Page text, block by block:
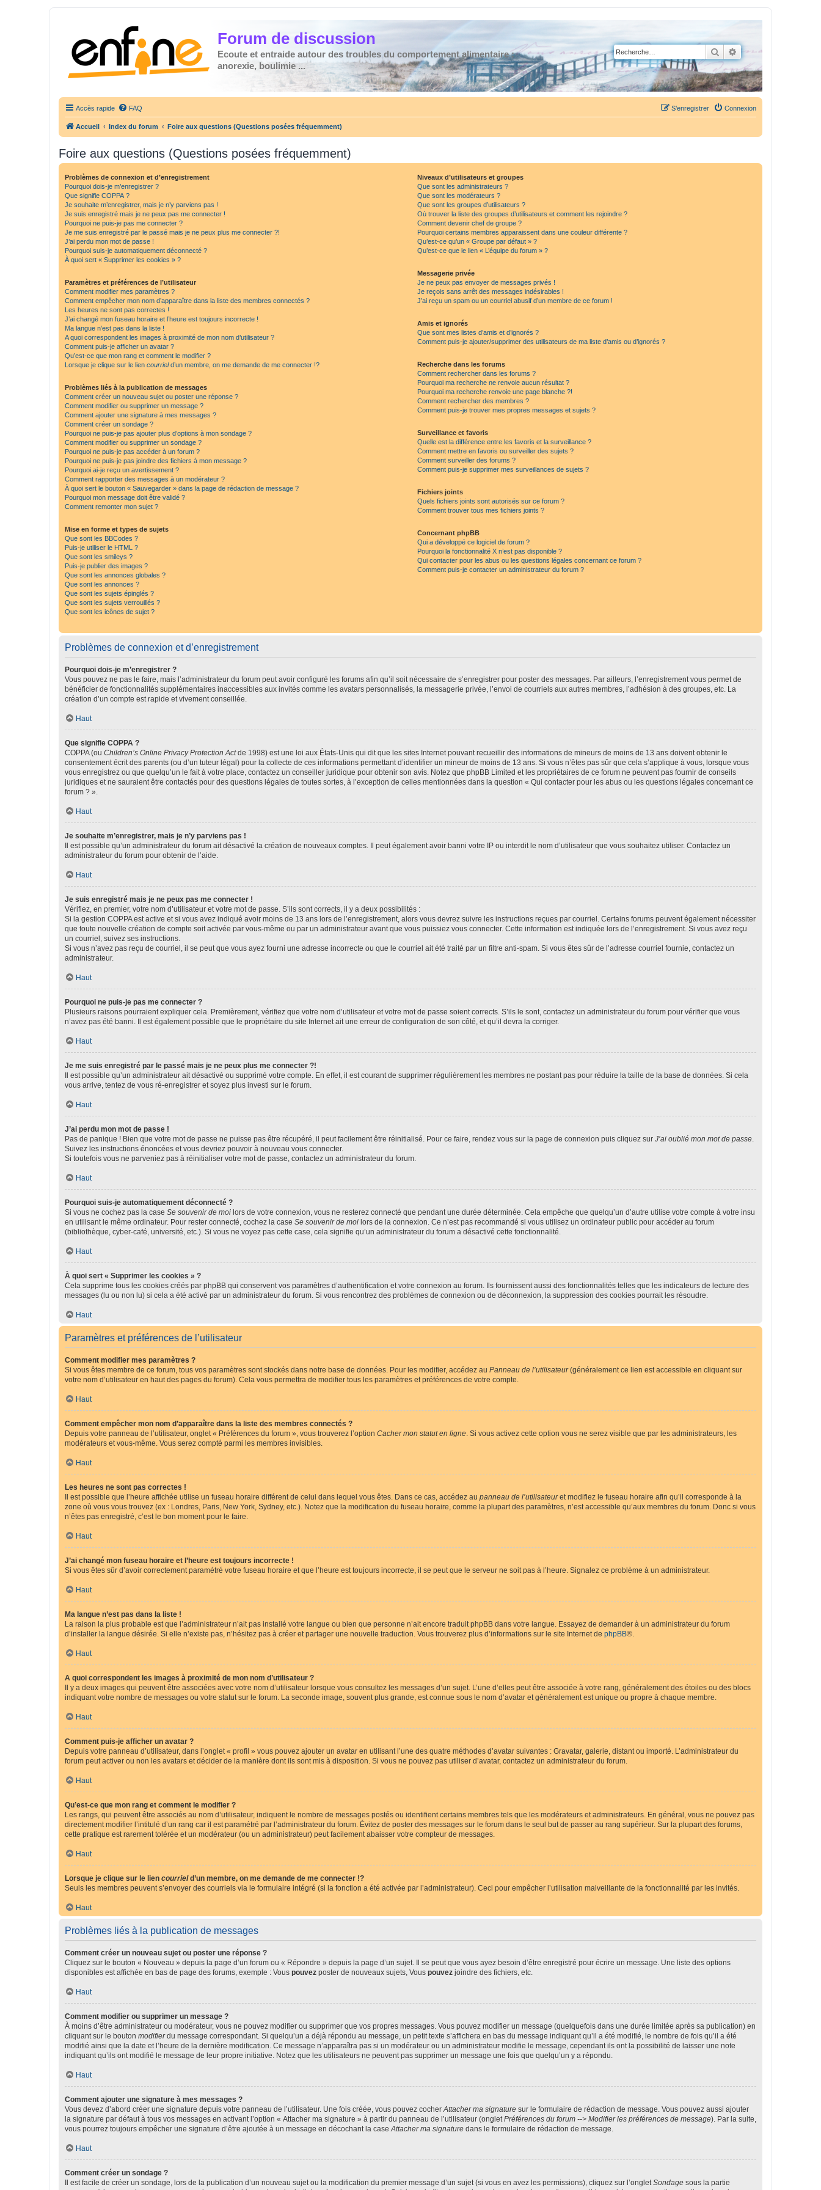
Forum de discussion
Ecoute et entraide autour des troubles du comportement alimentaire :
anorexie, boulimie ...
Rechercher
Recherche avancée
Accès rapide FAQ Connexion
S’enregistrer
Accueil Index du forum Foire aux questions (Questions posées fréquemment)
Foire aux questions (Questions posées fréquemment)
Problèmes de connexion et d’enregistrement
Pourquoi dois-je m’enregistrer ?
Que signifie COPPA ?
Je souhaite m’enregistrer, mais je n’y parviens pas !
Je suis enregistré mais je ne peux pas me connecter !
Pourquoi ne puis-je pas me connecter ?
Je me suis enregistré par le passé mais je ne peux plus me connecter ?!
J’ai perdu mon mot de passe !
Pourquoi suis-je automatiquement déconnecté ?
À quoi sert « Supprimer les cookies » ?
Paramètres et préférences de l’utilisateur
Comment modifier mes paramètres ?
Comment empêcher mon nom d’apparaître dans la liste des membres connectés ?
Les heures ne sont pas correctes !
J’ai changé mon fuseau horaire et l’heure est toujours incorrecte !
Ma langue n’est pas dans la liste !
A quoi correspondent les images à proximité de mon nom d’utilisateur ?
Comment puis-je afficher un avatar ?
Qu’est-ce que mon rang et comment le modifier ?
Lorsque je clique sur le lien courrield’un membre, on me demande de me connecter !?
Problèmes liés à la publication de messages
Comment créer un nouveau sujet ou poster une réponse ?
Comment modifier ou supprimer un message ?
Comment ajouter une signature à mes messages ?
Comment créer un sondage ?
Pourquoi ne puis-je pas ajouter plus d’options à mon sondage ?
Comment modifier ou supprimer un sondage ?
Pourquoi ne puis-je pas accéder à un forum ?
Pourquoi ne puis-je pas joindre des fichiers à mon message ?
Pourquoi ai-je reçu un avertissement ?
Comment rapporter des messages à un modérateur ?
À quoi sert le bouton « Sauvegarder » dans la page de rédaction de message ?
Pourquoi mon message doit être validé ?
Comment remonter mon sujet ?
Mise en forme et types de sujets
Que sont les BBCodes ?
Puis-je utiliser le HTML ?
Que sont les smileys ?
Puis-je publier des images ?
Que sont les annonces globales ?
Que sont les annonces ?
Que sont les sujets épinglés ?
Que sont les sujets verrouillés ?
Que sont les icônes de sujet ?
Niveaux d’utilisateurs et groupes
Que sont les administrateurs ?
Que sont les modérateurs ?
Que sont les groupes d’utilisateurs ?
Où trouver la liste des groupes d’utilisateurs et comment les rejoindre ?
Comment devenir chef de groupe ?
Pourquoi certains membres apparaissent dans une couleur différente ?
Qu’est-ce qu’un « Groupe par défaut » ?
Qu’est-ce que le lien « L’équipe du forum » ?
Messagerie privée
Je ne peux pas envoyer de messages privés !
Je reçois sans arrêt des messages indésirables !
J’ai reçu un spam ou un courriel abusif d’un membre de ce forum !
Amis et ignorés
Que sont mes listes d’amis et d’ignorés ?
Comment puis-je ajouter/supprimer des utilisateurs de ma liste d’amis ou d’ignorés ?
Recherche dans les forums
Comment rechercher dans les forums ?
Pourquoi ma recherche ne renvoie aucun résultat ?
Pourquoi ma recherche renvoie une page blanche ?!
Comment rechercher des membres ?
Comment puis-je trouver mes propres messages et sujets ?
Surveillance et favoris
Quelle est la différence entre les favoris et la surveillance ?
Comment mettre en favoris ou surveiller des sujets ?
Comment surveiller des forums ?
Comment puis-je supprimer mes surveillances de sujets ?
Fichiers joints
Quels fichiers joints sont autorisés sur ce forum ?
Comment trouver tous mes fichiers joints ?
Concernant phpBB
Qui a développé ce logiciel de forum ?
Pourquoi la fonctionnalité X n’est pas disponible ?
Qui contacter pour les abus ou les questions légales concernant ce forum ?
Comment puis-je contacter un administrateur du forum ?
Problèmes de connexion et d’enregistrement
Pourquoi dois-je m’enregistrer ?
Vous pouvez ne pas le faire, mais l’administrateur du forum peut avoir configuré les forums afin qu’il soit nécessaire de s’enregistrer pour poster des messages. Par ailleurs, l’enregistrement vous permet de
bénéficier de fonctionnalités supplémentaires inaccessibles aux invités comme les avatars personnalisés, la messagerie privée, l’envoi de courriels aux autres membres, l’adhésion à des groupes, etc. La
création d’un compte est rapide et vivement conseillée.
Haut
Que signifie COPPA ?
COPPA (ou Children’s Online Privacy Protection Actde 1998) est une loi aux États-Unis qui dit que les sites Internet pouvant recueillir des informations de mineurs de moins de 13 ans doivent obtenir le
consentement écrit des parents (ou d’un tuteur légal) pour la collecte de ces informations permettant d’identifier un mineur de moins de 13 ans. Si vous n’êtes pas sûr que cela s’applique à vous, lorsque vous
vous enregistrez ou que quelqu’un le fait à votre place, contactez un conseiller juridique pour obtenir son avis. Notez que phpBB Limited et les propriétaires de ce forum ne peuvent pas fournir de conseils
juridiques et ne sauraient être contactés pour des questions légales de toutes sortes, à l’exception de celles mentionnées dans la question « Qui contacter pour les abus ou les questions légales concernant ce
forum ? ».
Haut
Je souhaite m’enregistrer, mais je n’y parviens pas !
Il est possible qu’un administrateur du forum ait désactivé la création de nouveaux comptes. Il peut également avoir banni votre IP ou interdit le nom d’utilisateur que vous souhaitez utiliser. Contactez un
administrateur du forum pour obtenir de l’aide.
Haut
Je suis enregistré mais je ne peux pas me connecter !
Vérifiez, en premier, votre nom d’utilisateur et votre mot de passe. S’ils sont corrects, il y a deux possibilités :
Si la gestion COPPA est active et si vous avez indiqué avoir moins de 13 ans lors de l’enregistrement, alors vous devrez suivre les instructions reçues par courriel. Certains forums peuvent également nécessiter
que toute nouvelle création de compte soit activée par vous-même ou par un administrateur avant que vous puissiez vous connecter. Cette information est indiquée lors de l’enregistrement. Si vous avez reçu
un courriel, suivez ses instructions.
Si vous n’avez pas reçu de courriel, il se peut que vous ayez fourni une adresse incorrecte ou que le courriel ait été traité par un filtre anti-spam. Si vous êtes sûr de l’adresse courriel fournie, contactez un
administrateur.
Haut
Pourquoi ne puis-je pas me connecter ?
Plusieurs raisons pourraient expliquer cela. Premièrement, vérifiez que votre nom d’utilisateur et votre mot de passe soient corrects. S’ils le sont, contactez un administrateur du forum pour vérifier que vous
n’avez pas été banni. Il est également possible que le propriétaire du site Internet ait une erreur de configuration de son côté, et qu’il devra la corriger.
Haut
Je me suis enregistré par le passé mais je ne peux plus me connecter ?!
Il est possible qu’un administrateur ait désactivé ou supprimé votre compte. En effet, il est courant de supprimer régulièrement les membres ne postant pas pour réduire la taille de la base de données. Si cela
vous arrive, tentez de vous ré-enregistrer et soyez plus investi sur le forum.
Haut
J’ai perdu mon mot de passe !
Pas de panique ! Bien que votre mot de passe ne puisse pas être récupéré, il peut facilement être réinitialisé. Pour ce faire, rendez vous sur la page de connexion puis cliquez sur J’ai oublié mon mot de passe.
Suivez les instructions énoncées et vous devriez pouvoir à nouveau vous connecter.
Si toutefois vous ne parveniez pas à réinitialiser votre mot de passe, contactez un administrateur du forum.
Haut
Pourquoi suis-je automatiquement déconnecté ?
Si vous ne cochez pas la case Se souvenir de moi lors de votre connexion, vous ne resterez connecté que pendant une durée déterminée. Cela empêche que quelqu’un d’autre utilise votre compte à votre insu
en utilisant le même ordinateur. Pour rester connecté, cochez la case Se souvenir de moi lors de la connexion. Ce n’est pas recommandé si vous utilisez un ordinateur public pour accéder au forum
(bibliothèque, cyber-café, université, etc.). Si vous ne voyez pas cette case, cela signifie qu’un administrateur du forum a désactivé cette fonctionnalité.
Haut
À quoi sert « Supprimer les cookies » ?
Cela supprime tous les cookies créés par phpBB qui conservent vos paramètres d’authentification et votre connexion au forum. Ils fournissent aussi des fonctionnalités telles que les indicateurs de lecture des
messages (lu ou non lu) si cela a été activé par un administrateur du forum. Si vous rencontrez des problèmes de connexion ou de déconnexion, la suppression des cookies pourrait les résoudre.
Haut
Paramètres et préférences de l’utilisateur
Comment modifier mes paramètres ?
Si vous êtes membre de ce forum, tous vos paramètres sont stockés dans notre base de données. Pour les modifier, accédez au Panneau de l’utilisateur(généralement ce lien est accessible en cliquant sur
votre nom d’utilisateur en haut des pages du forum). Cela vous permettra de modifier tous les paramètres et préférences de votre compte.
Haut
Comment empêcher mon nom d’apparaître dans la liste des membres connectés ?
Depuis votre panneau de l’utilisateur, onglet « Préférences du forum », vous trouverez l’option Cacher mon statut en ligne. Si vous activez cette option vous ne serez visible que par les administrateurs, les
modérateurs et vous-même. Vous serez compté parmi les membres invisibles.
Haut
Les heures ne sont pas correctes !
Il est possible que l’heure affichée utilise un fuseau horaire différent de celui dans lequel vous êtes. Dans ce cas, accédez au panneau de l’utilisateuret modifiez le fuseau horaire afin qu’il corresponde à la
zone où vous vous trouvez (ex : Londres, Paris, New York, Sydney, etc.). Notez que la modification du fuseau horaire, comme la plupart des paramètres, n’est accessible qu’aux membres du forum. Donc si vous
n’êtes pas enregistré, c’est le bon moment pour le faire.
Haut
J’ai changé mon fuseau horaire et l’heure est toujours incorrecte !
Si vous êtes sûr d’avoir correctement paramétré votre fuseau horaire et que l’heure est toujours incorrecte, il se peut que le serveur ne soit pas à l’heure. Signalez ce problème à un administrateur.
Haut
Ma langue n’est pas dans la liste !
La raison la plus probable est que l’administrateur n’ait pas installé votre langue ou bien que personne n’ait encore traduit phpBB dans votre langue. Essayez de demander à un administrateur du forum
d’installer la langue désirée. Si elle n’existe pas, n’hésitez pas à créer et partager une nouvelle traduction. Vous trouverez plus d’informations sur le site Internet de phpBB®.
Haut
A quoi correspondent les images à proximité de mon nom d’utilisateur ?
Il y a deux images qui peuvent être associées avec votre nom d’utilisateur lorsque vous consultez les messages d’un sujet. L’une d’elles peut être associée à votre rang, généralement des étoiles ou des blocs
indiquant votre nombre de messages ou votre statut sur le forum. La seconde image, souvent plus grande, est connue sous le nom d’avatar et généralement est unique ou propre à chaque membre.
Haut
Comment puis-je afficher un avatar ?
Depuis votre panneau d’utilisateur, dans l’onglet « profil » vous pouvez ajouter un avatar en utilisant l’une des quatre méthodes d’avatar suivantes : Gravatar, galerie, distant ou importé. L’administrateur du
forum peut activer ou non les avatars et décider de la manière dont ils sont mis à disposition. Si vous ne pouvez pas utiliser d’avatar, contactez un administrateur du forum.
Haut
Qu’est-ce que mon rang et comment le modifier ?
Les rangs, qui peuvent être associés au nom d’utilisateur, indiquent le nombre de messages postés ou identifient certains membres tels que les modérateurs et administrateurs. En général, vous ne pouvez pas
directement modifier l’intitulé d’un rang car il est paramétré par l’administrateur du forum. Évitez de poster des messages sur le forum dans le seul but de passer au rang supérieur. Sur la plupart des forums,
cette pratique est rarement tolérée et un modérateur (ou un administrateur) peut facilement abaisser votre compteur de messages.
Haut
Lorsque je clique sur le lien courrield’un membre, on me demande de me connecter !?
Seuls les membres peuvent s’envoyer des courriels via le formulaire intégré (si la fonction a été activée par l’administrateur). Ceci pour empêcher l’utilisation malveillante de la fonctionnalité par les invités.
Haut
Problèmes liés à la publication de messages
Comment créer un nouveau sujet ou poster une réponse ?
Cliquez sur le bouton « Nouveau » depuis la page d’un forum ou « Répondre » depuis la page d’un sujet. Il se peut que vous ayez besoin d’être enregistré pour écrire un message. Une liste des options
disponibles est affichée en bas de page des forums, exemple : Vous pouvez poster de nouveaux sujets, Vous pouvez joindre des fichiers, etc.
Haut
Comment modifier ou supprimer un message ?
À moins d’être administrateur ou modérateur, vous ne pouvez modifier ou supprimer que vos propres messages. Vous pouvez modifier un message (quelquefois dans une durée limitée après sa publication) en
cliquant sur le bouton modifierdu message correspondant. Si quelqu’un a déjà répondu au message, un petit texte s’affichera en bas du message indiquant qu’il a été modifié, le nombre de fois qu’il a été
modifié ainsi que la date et l’heure de la dernière modification. Ce message n’apparaîtra pas si un modérateur ou un administrateur modifie le message, cependant ils ont la possibilité de laisser une note
indiquant qu’ils ont modifié le message de leur propre initiative. Notez que les utilisateurs ne peuvent pas supprimer un message une fois que quelqu’un y a répondu.
Haut
Comment ajouter une signature à mes messages ?
Vous devez d’abord créer une signature depuis votre panneau de l’utilisateur. Une fois créée, vous pouvez cocherAttacher ma signature sur le formulaire de rédaction de message. Vous pouvez aussi ajouter
la signature par défaut à tous vos messages en activant l’option « Attacher ma signature » à partir du panneau de l’utilisateur (ongletPréférences du forum --> Modifier les préférences de message). Par la suite,
vous pourrez toujours empêcher une signature d’être ajoutée à un message en décochant la caseAttacher ma signature dans le formulaire de rédaction de message.
Haut
Comment créer un sondage ?
Il est facile de créer un sondage, lors de la publication d’un nouveau sujet ou la modification du premier message d’un sujet (si vous en avez les permissions), cliquez sur l’ongletSondage sous la partie